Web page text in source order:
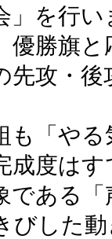
」を行い
勝旗と
先攻・
「やる
成度は
である
びした